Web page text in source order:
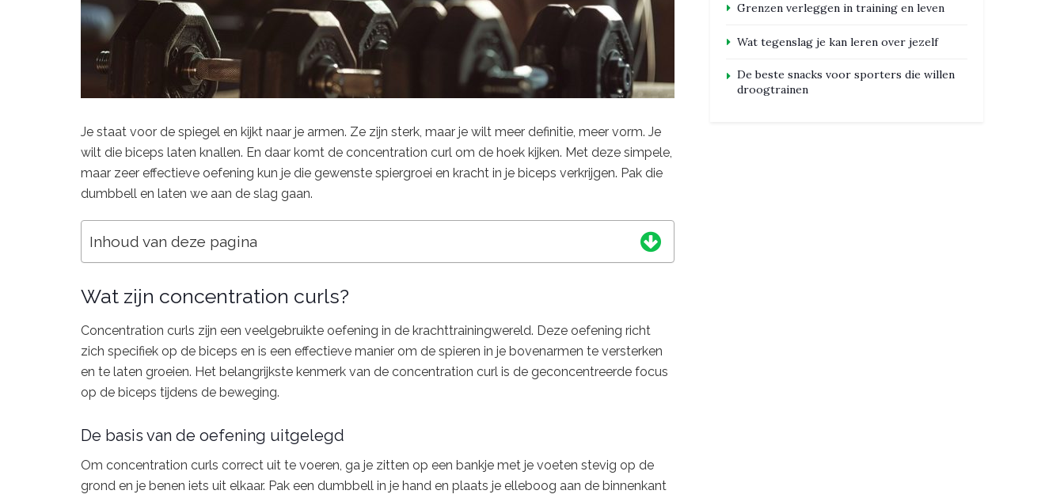
Je staat voor de spiegel en kijkt naar je armen. Ze zijn sterk, maar je wilt meer definitie, meer vorm. Je
wilt die biceps laten knallen. En daar komt de concentration curl om de hoek kijken. Met deze simpele,
maar zeer effectieve oefening kun je die gewenste spiergroei en kracht in je biceps verkrijgen. Pak die
dumbbell en laten we aan de slag gaan.
Inhoud van deze pagina
Wat zijn concentration curls?
Concentration curls zijn een veelgebruikte oefening in de krachttrainingwereld. Deze oefening richt
zich specifiek op de biceps en is een effectieve manier om de spieren in je bovenarmen te versterken
en te laten groeien. Het belangrijkste kenmerk van de concentration curl is de geconcentreerde focus
op de biceps tijdens de beweging.
De basis van de oefening uitgelegd
Om concentration curls correct uit te voeren, ga je zitten op een bankje met je voeten stevig op de
grond en je benen iets uit elkaar. Pak een dumbbell in je hand en plaats je elleboog aan de binnenkant
Grenzen verleggen in training en leven
Wat tegenslag je kan leren over jezelf
De beste snacks voor sporters die willen
droogtrainen